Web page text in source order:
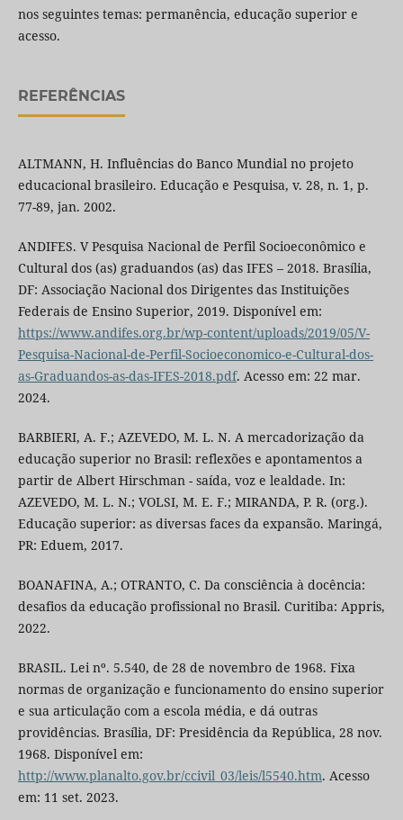
nos seguintes temas: permanência, educação superior e
acesso.
REFERÊNCIAS
ALTMANN, H. Influências do Banco Mundial no projeto
educacional brasileiro. Educação e Pesquisa, v. 28, n. 1, p.
77-89, jan. 2002.
ANDIFES. V Pesquisa Nacional de Perfil Socioeconômico e
Cultural dos (as) graduandos (as) das IFES – 2018. Brasília,
DF: Associação Nacional dos Dirigentes das Instituições
Federais de Ensino Superior, 2019. Disponível em:
https://www.andifes.org.br/wp-content/uploads/2019/05/V-
Pesquisa-Nacional-de-Perfil-Socioeconomico-e-Cultural-dos-
as-Graduandos-as-das-IFES-2018.pdf. Acesso em: 22 mar.
2024.
BARBIERI, A. F.; AZEVEDO, M. L. N. A mercadorização da
educação superior no Brasil: reflexões e apontamentos a
partir de Albert Hirschman - saída, voz e lealdade. In:
AZEVEDO, M. L. N.; VOLSI, M. E. F.; MIRANDA, P. R. (org.).
Educação superior: as diversas faces da expansão. Maringá,
PR: Eduem, 2017.
BOANAFINA, A.; OTRANTO, C. Da consciência à docência:
desafios da educação profissional no Brasil. Curitiba: Appris,
2022.
BRASIL. Lei nº. 5.540, de 28 de novembro de 1968. Fixa
normas de organização e funcionamento do ensino superior
e sua articulação com a escola média, e dá outras
providências. Brasília, DF: Presidência da República, 28 nov.
1968. Disponível em:
http://www.planalto.gov.br/ccivil_03/leis/l5540.htm. Acesso
em: 11 set. 2023.